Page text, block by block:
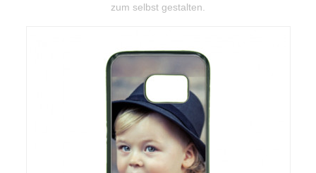
zum selbst gestalten.